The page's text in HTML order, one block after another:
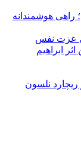
راهی هوشمندانه
عزت نفس
ابراهیم
ریچارد نلسون